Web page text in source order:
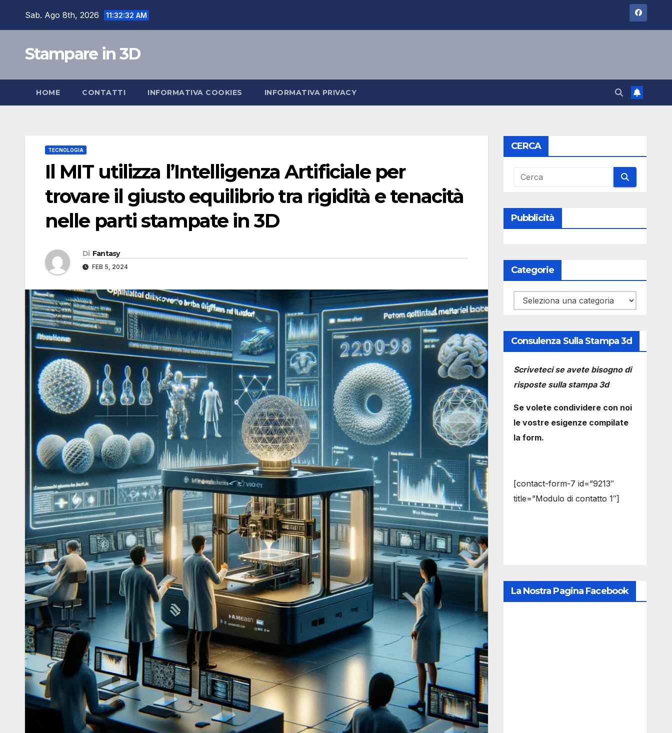
Sab. Ago 8th, 2026 11:32:34 AM
Stampare in 3D
HOME CONTATTI INFORMATIVA COOKIES INFORMATIVA PRIVACY
TECNOLOGIA
Il MIT utilizza l’Intelligenza Artificiale per
trovare il giusto equilibrio tra rigidità e tenacità
nelle parti stampate in 3D
Di Fantasy
FEB 5, 2024
CERCA
Pubblicità
Categorie
Categorie
Consulenza Sulla Stampa 3d
Scriveteci se avete bisogno di
risposte sulla stampa 3d
Se volete condividere con noi
le vostre esigenze compilate
la form.
[contact-form-7 id=”9213″
title=”Modulo di contatto 1″]
La Nostra Pagina Facebook